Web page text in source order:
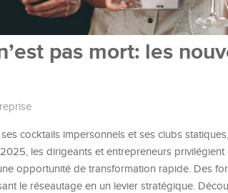
pas mort: les
cocktails impersonnels et ses clubs
les dirigeants et entrepreneurs
opportunité de transformation rapide. Des
le réseautage en un levier stratégique.